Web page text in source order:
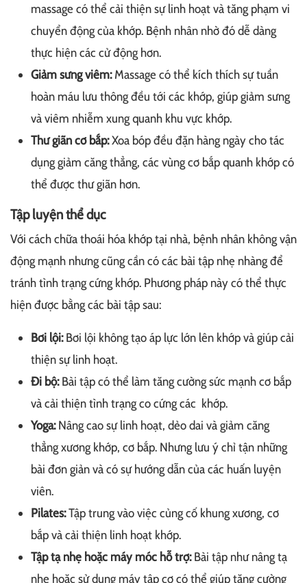
massage có thể cải thiện sự linh hoạt và tăng phạm vi
chuyển động của khớp. Bệnh nhân nhờ đó dễ dàng
thực hiện các cử động hơn.
Giảm sưng viêm:Massage có thể kích thích sự tuần
hoàn máu lưu thông đều tới các khớp, giúp giảm sưng
và viêm nhiễm xung quanh khu vực khớp.
Thư giãn cơ bắp:Xoa bóp đều đặn hàng ngày cho tác
dụng giảm căng thẳng, các vùng cơ bắp quanh khớp có
thể được thư giãn hơn.
Tập luyện thể dục
Với cách chữa thoái hóa khớp tại nhà, bệnh nhân không vận
động mạnh nhưng cũng cần có các bài tập nhẹ nhàng để
tránh tình trạng cứng khớp. Phương pháp này có thể thực
hiện được bằng các bài tập sau:
Bơi lội:Bơi lội không tạo áp lực lớn lên khớp và giúp cải
thiện sự linh hoạt.
Đi bộ:Bài tập có thể làm tăng cường sức mạnh cơ bắp
và cải thiện tình trạng co cứng các khớp.
Yoga:Nâng cao sự linh hoạt, dẻo dai và giảm căng
thẳng xương khớp, cơ bắp. Nhưng lưu ý chỉ tận những
bài đơn giản và có sự hướng dẫn của các huấn luyện
viên.
Pilates:Tập trung vào việc củng cố khung xương, cơ
bắp và cải thiện linh hoạt khớp.
Tập tạ nhẹ hoặc máy móc hỗ trợ:Bài tập như nâng tạ
nhẹ hoặc sử dụng máy tập cơ có thể giúp tăng cường